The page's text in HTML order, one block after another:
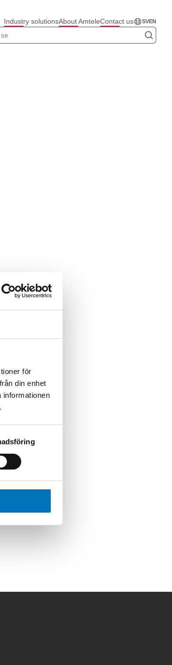
för
din enhet
informationen
Industry solutionsAbout AmteleContact us SVEN